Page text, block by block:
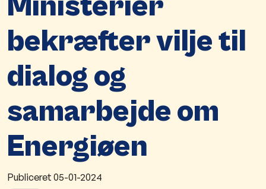
bekræfter vilje til
dialog og
samarbejde om
Energiøen
Publiceret 05-01-2024